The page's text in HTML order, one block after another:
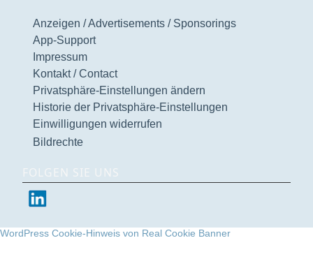
Anzeigen / Advertisements / Sponsorings
App-Support
Impressum
Kontakt / Contact
Privatsphäre-Einstellungen ändern
Historie der Privatsphäre-Einstellungen
Einwilligungen widerrufen
Bildrechte
FOLGEN SIE UNS
WordPress Cookie-Hinweis von Real Cookie Banner